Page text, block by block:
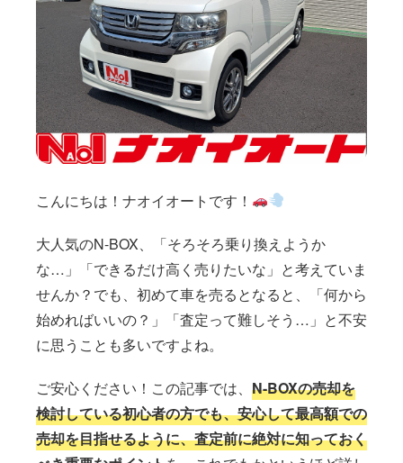
こんにちは！ナオイオートです！
大人気のN-BOX、「そろそろ乗り換えようか
な…」「できるだけ高く売りたいな」と考えていま
せんか？でも、初めて車を売るとなると、「何から
始めればいいの？」「査定って難しそう…」と不安
に思うことも多いですよね。
ご安心ください！この記事では、 N-BOXの売却を
検討している初心者の方でも、安心して最高額での
売却を目指せるように、査定前に絶対に知っておく